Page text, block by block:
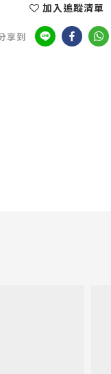
加入追蹤清單
享到